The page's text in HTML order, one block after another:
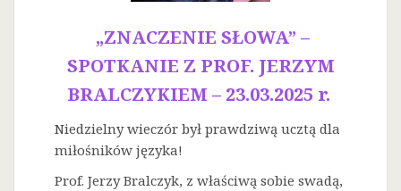
„ZNACZENIE SŁOWA” –
SPOTKANIE Z PROF. JERZYM
BRALCZYKIEM – 23.03.2025 r.
Niedzielny wieczór był prawdziwą ucztą dla
miłośników języka!
Prof. Jerzy Bralczyk, z właściwą sobie swadą,